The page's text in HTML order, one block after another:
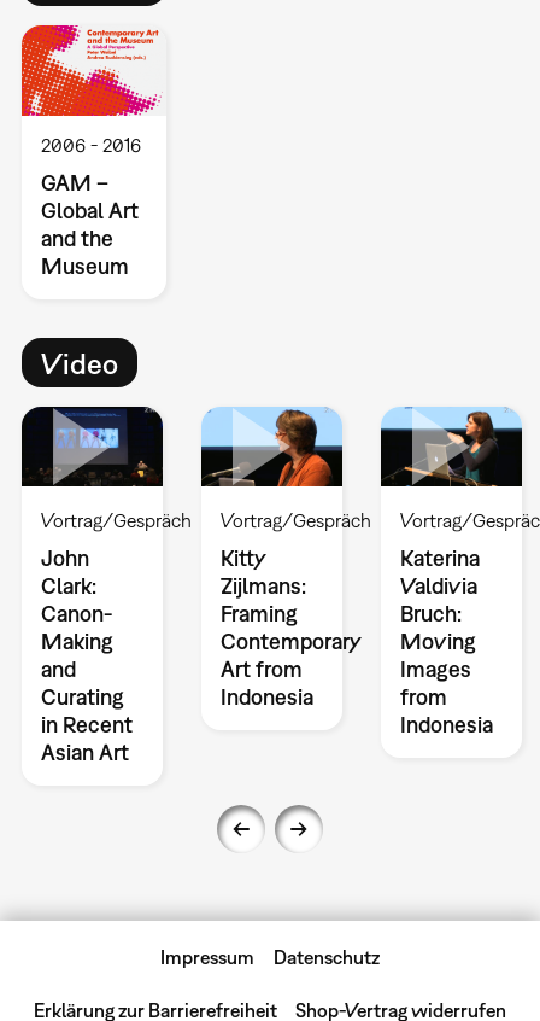
2006 2016
GAM –
Global Art
and the
Museum
Video
Vortrag/Gespräch
John
Clark:
Canon-
Making
and
Curating
in Recent
Asian Art
Vortrag/Gespräch
Kitty
Zijlmans:
Framing
Contemporary
Art from
Indonesia
Vortrag/
Katerina
Valdivia
Bruch:
Moving
Images
from
Indonesia
Impressum Datenschutz
Erklärung zur Barrierefreiheit Shop-Vertrag widerrufen